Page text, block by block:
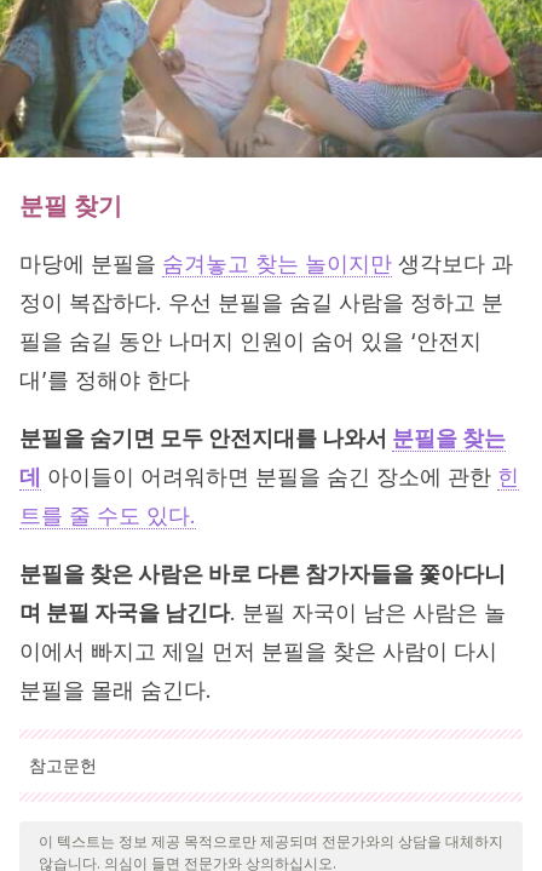
분필 찾기
마당에 분필을 숨겨놓고 찾는 놀이지만 생각보다 과
정이 복잡하다. 우선 분필을 숨길 사람을 정하고 분
필을 숨길 동안 나머지 인원이 숨어 있을 ‘안전지
대’를 정해야 한다
분필을 숨기면 모두 안전지대를 나와서 분필을 찾는
데 아이들이 어려워하면 분필을 숨긴 장소에 관한 힌
트를 줄 수도 있다.
분필을 찾은 사람은 바로 다른 참가자들을 쫓아다니
며 분필 자국을 남긴다. 분필 자국이 남은 사람은 놀
이에서 빠지고 제일 먼저 분필을 찾은 사람이 다시
분필을 몰래 숨긴다.
참고문헌
인용된 모든 출처는 우리 팀에 의해 집요하게 검토되어 질의의 질,
신뢰성, 시대에 맞음 및 타당성을 보장하기 위해 처리되었습니다.
이 텍스트는 정보 제공 목적으로만 제공되며 전문가와의 상담을 대체하지
않습니다. 의심이 들면 전문가와 상의하십시오.